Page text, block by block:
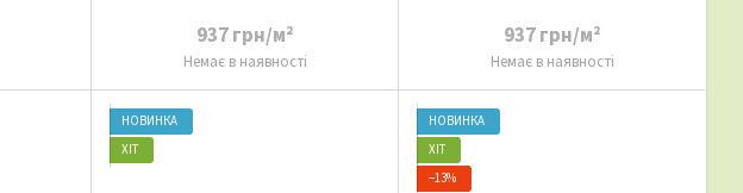
937 грн/м²
Немає в наявності
937 грн/м²
Немає в наявності
НОВИНКА
ХІТ
НОВИНКА
ХІТ
−13%